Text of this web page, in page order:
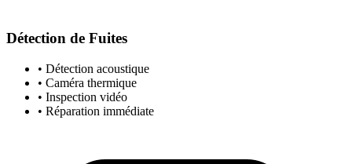
Détection de Fuites
• Détection acoustique
• Caméra thermique
• Inspection vidéo
• Réparation immédiate